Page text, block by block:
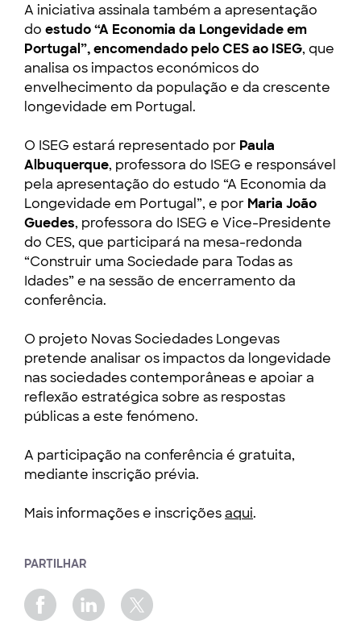
A iniciativa assinala também a apresentação
do estudo “A Economia da Longevidade em
Portugal”, encomendado pelo CES ao ISEG, que
analisa os impactos económicos do
envelhecimento da população e da crescente
longevidade em Portugal.
O ISEG estará representado por Paula
Albuquerque, professora do ISEG e responsável
pela apresentação do estudo “A Economia da
Longevidade em Portugal”, e por Maria João
Guedes, professora do ISEG e Vice-Presidente
do CES, que participará na mesa-redonda
“Construir uma Sociedade para Todas as
Idades” e na sessão de encerramento da
conferência.
O projeto Novas Sociedades Longevas
pretende analisar os impactos da longevidade
nas sociedades contemporâneas e apoiar a
reflexão estratégica sobre as respostas
públicas a este fenómeno.
A participação na conferência é gratuita,
mediante inscrição prévia.
Mais informações e inscriçõesaqui.
PARTILHAR